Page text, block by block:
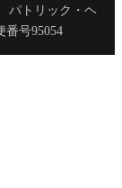
パトリック・ヘ
番号95054